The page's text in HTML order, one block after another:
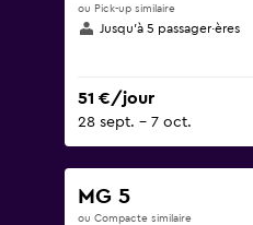
ou Pick-up similaire
Jusqu’à 5 passager·ères
51 €/jour
28 sept. - 7 oct.
MG 5
ou Compacte similaire